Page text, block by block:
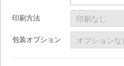
印刷方法
包装オプション